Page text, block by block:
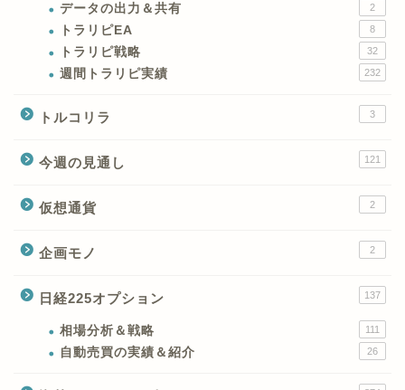
データの出力＆共有 2
トラリピEA 8
トラリピ戦略 32
週間トラリピ実績 232
トルコリラ 3
今週の見通し 121
仮想通貨 2
企画モノ 2
日経225オプション 137
相場分析＆戦略 111
自動売買の実績＆紹介 26